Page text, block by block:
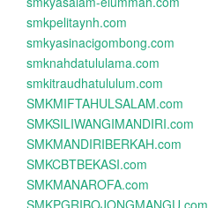
smkpelitaynh.com
smkyasinacigombong.com
smknahdatululama.com
smkitraudhatululum.com
SMKMIFTAHULSALAM.com
SMKSILIWANGIMANDIRI.com
SMKMANDIRIBERKAH.com
SMKCBTBEKASI.com
SMKMANAROFA.com
SMKPGRIBOJONGMANGU.com